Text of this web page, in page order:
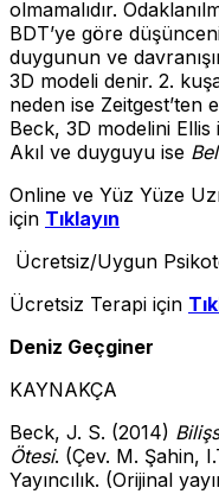
olmamalıdır.
BDT’ye göre
duygunun ve
3D modeli denir. 2.
neden ise Zeitgest’ten
Beck, 3D modelini Ellis
Akıl ve duyguyu ise
Online ve Yüz Yüze
için Tıklayın
Ücretsiz/Uygun
Ücretsiz Terapi için
Deniz Geçginer
KAYNAKÇA
Beck, J. S. (2014)
Ötesi. (Çev. M. Şahin,
Yayıncılık. (Orijinal